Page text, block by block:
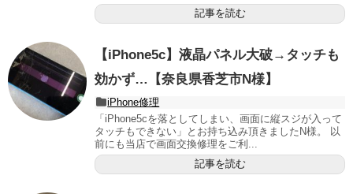
記事を読む
【iPhone5c】液晶パネル大破→タッチも
効かず…【奈良県香芝市N様】
iPhone修理
「iPhone5cを落としてしまい、画面に縦スジが入って
タッチもできない」とお持ち込み頂きましたN様。 以
前にも当店で画面交換修理をご利...
記事を読む